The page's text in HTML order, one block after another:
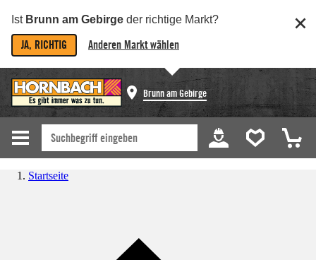
Ist Brunn am Gebirge der richtige Markt?
JA, RICHTIG Anderen Markt wählen
Brunn am Gebirge
Startseite